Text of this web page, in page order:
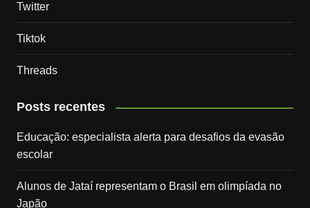
Twitter
Tiktok
Threads
Posts recentes
Educação: especialista alerta para desafios da evasão
escolar
Alunos de Jataí representam o Brasil em olimpíada no
Japão